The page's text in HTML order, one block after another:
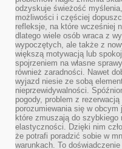
odzyskuje świeżość
możliwości i częściej
refleksje, na które wcześniej
dlatego wiele osób wraca z
wypoczętych, ale także z
większą motywacją lub
spojrzeniem na własne
również zaradności. Nawet
wyjazd niesie ze sobą
nieprzewidywalności.
pogody, problem z
porozumiewania się w
które zmuszają do szybkiego
elastyczności. Dzięki nim
że potrafi poradzić sobie w
warunkach. To